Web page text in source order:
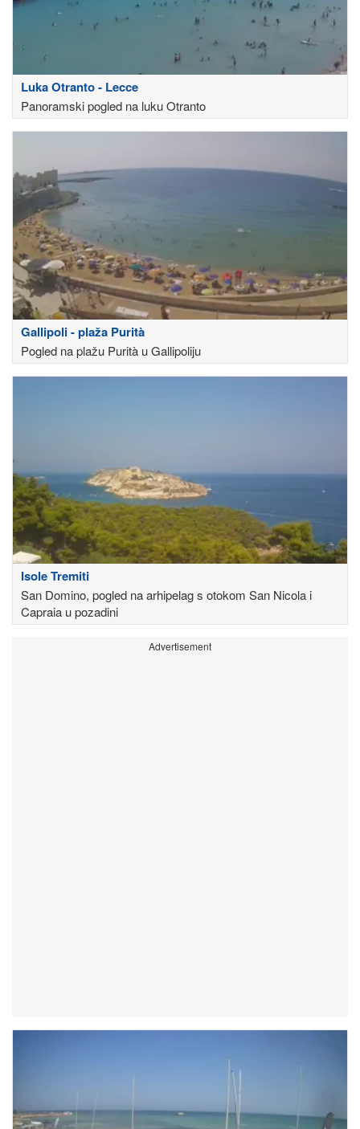
Luka Otranto - Lecce
Panoramski pogled na luku Otranto
Gallipoli - plaža Purità
Pogled na plažu Purità u Gallipoliju
Isole Tremiti
San Domino, pogled na arhipelag s otokom San Nicola i
Capraia u pozadini
Advertisement